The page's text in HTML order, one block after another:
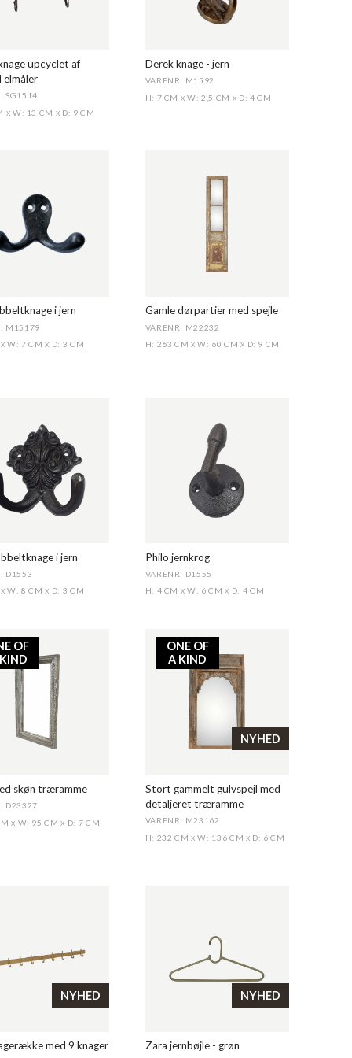
upcyclet af
elmåler
SG1514
X W: 13 CM X D: 9 CM
Derek knage - jern
VARENR: M1592
H: 7 CM X W: 2,5 CM X D: 4 CM
i jern
M15179
X W: 7 CMX D: 3 CM
Gamle dørpartier med spejle
VARENR: M22232
H: 263 CMX W: 60 CMX D: 9 CM
i jern
D1553
X W: 8 CMX D: 3 CM
Philo jernkrog
VARENR: D1555
H: 4 CM X W: 6 CMX D: 4 CM
OF
skøn træramme
D23327
X W: 95 CMX D: 7 CM
NYHED
ONE OF
A KIND
Stort gammelt gulvspejl med
detaljeret træramme
VARENR: M23162
H: 232 CMX W: 136 CM X D: 6 CM
NYHED
med 9 knager
NYHED
Zara jernbøjle - grøn